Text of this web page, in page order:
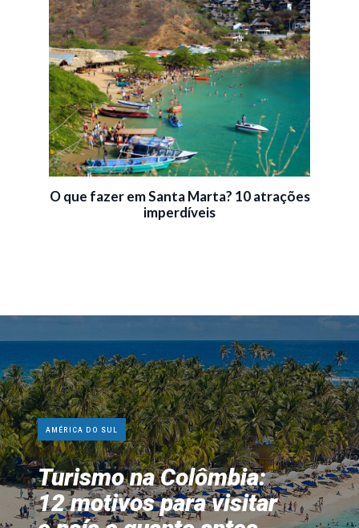
O que fazer em Santa Marta? 10 atrações
imperdíveis
AMÉRICA DO SUL
Turismo na Colômbia:
12 motivos para visitar